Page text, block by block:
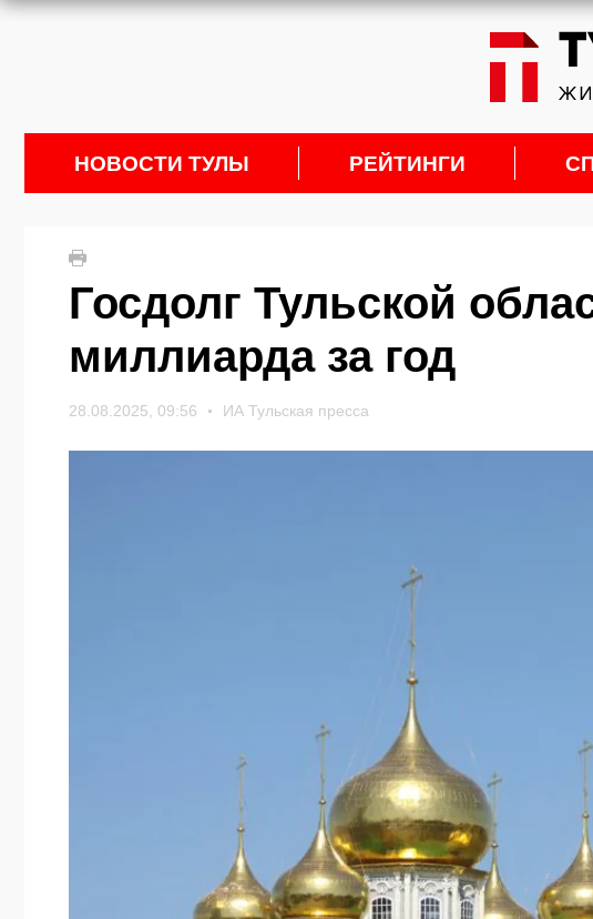
НОВОСТИ ТУЛЫ РЕЙТИНГИ
Госдолг Тульской
миллиарда за год
28.08.2025, 09:56 ИА Тульская пресса